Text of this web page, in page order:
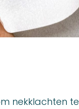
nekklachten te